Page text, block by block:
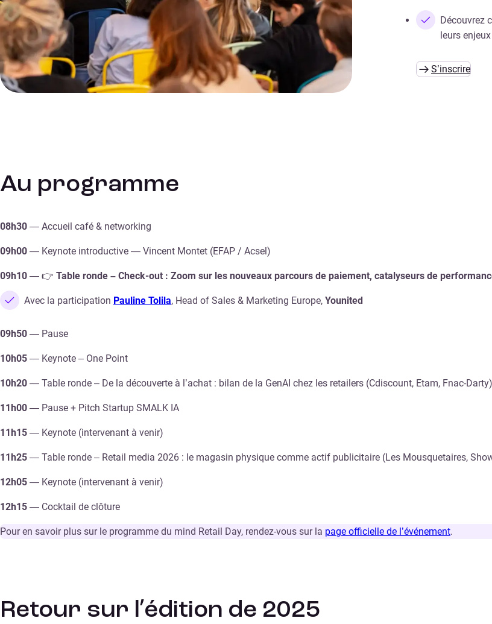
Découvrez
leurs
S’inscrire
Au programme
08h30 — Accueil café & networking
09h00 — Keynote introductive — Vincent Montet (EFAP / Acsel)
09h10 — 👉 Table ronde – Check-out : Zoom sur les nouveaux parcours de paiement, catalyseurs de
Avec la participation Pauline Tolila, Head of Sales & Marketing Europe, Younited
09h50 — Pause
10h05 — Keynote – One Point
10h20 — Table ronde – De la découverte à l’achat : bilan de la GenAI chez les retailers (Cdiscount, Etam, Fnac-Darty)
11h00 — Pause + Pitch Startup SMALK IA
11h15 — Keynote (intervenant à venir)
11h25 — Table ronde – Retail media 2026 : le magasin physique comme actif publicitaire (Les Mousquetaires,
12h05 — Keynote (intervenant à venir)
12h15 — Cocktail de clôture
Pour en savoir plus sur le programme du mind Retail Day, rendez-vous sur la page officielle de l’événement.
Retour sur l’édition de 2025